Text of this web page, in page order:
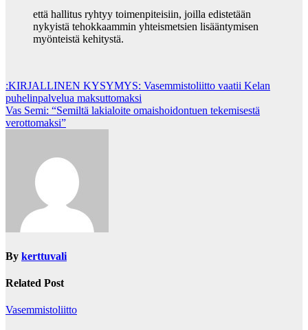
että hallitus ryhtyy toimenpiteisiin, joilla edistetään
nykyistä tehokkaammin yhteismetsien lisääntymisen
myönteistä kehitystä.
Post
navigation
:KIRJALLINEN KYSYMYS: Vasemmistoliitto vaatii Kelan
puhelinpalvelua maksuttomaksi
Vas Semi: “Semiltä lakialoite omaishoidontuen tekemisestä
verottomaksi”
By kerttuvali
Related Post
Vasemmistoliitto